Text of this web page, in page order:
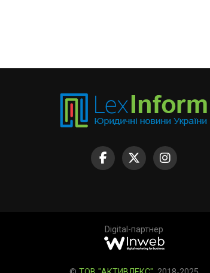
Digital-партнер